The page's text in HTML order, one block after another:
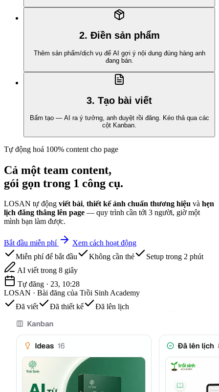
2. Điền sản phẩm
Thêm sản phẩm/dịch vụ để AI gợi ý nội dung đúng hàng anh
đang bán.
3. Tạo bài viết
Bấm tạo — AI ra ý tưởng, anh duyệt rồi đăng. Kéo thả qua các
cột Kanban.
Tự động hoá 100% content cho page
Cả một team content,
gói gọn trong 1 công cụ.
LOSAN tự động viết bài, thiết kế ảnh chuẩn thương hiệu và hẹn
lịch đăng thẳng lên page — quy trình cần tới 3 người, giờ một
mình bạn làm được.
Bắt đầu miễn phí
Xem cách hoạt động
Miễn phí để bắt đầu
Không cần thẻ
Setup trong 2 phút
AI viết trong 8 giây
Tự đăng · 23, 10:28
LOSAN · Bài đăng của Trồi Sinh Academy
Đã viết
Đã thiết kế Đã lên lịch